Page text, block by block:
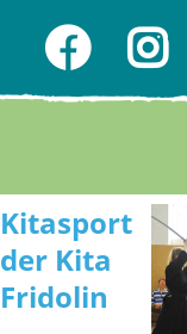
Kitasport
der Kita
Fridolin